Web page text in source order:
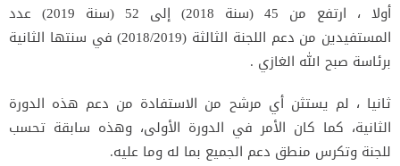
أولا ، ارتفع من 45 (سنة 2018) إلى 52 (سنة 2019) عدد
المستفيدين من دعم اللجنة الثالثة (2018/2019) في سنتها الثانية
برئاسة صبح الله الغازي .
ثانيا ، لم يستثن أي مرشح من الاستفادة من دعم هذه الدورة
الثانية، كما كان الأمر في الدورة الأولى، وهذه سابقة تحسب
للجنة وتكرس منطق دعم الجميع بما له وما عليه.